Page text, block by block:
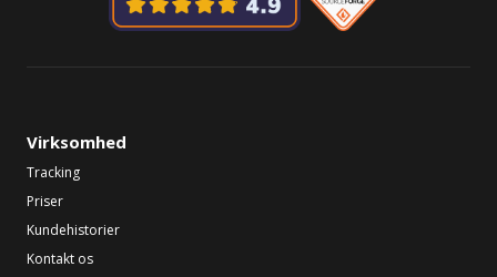
Virksomhed
Tracking
Priser
Kundehistorier
Kontakt os